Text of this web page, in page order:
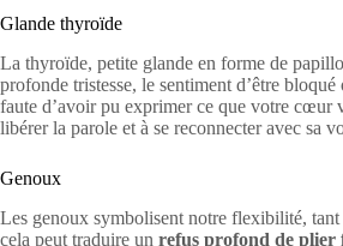
Glande thyroïde
La thyroïde, petite glande en forme de
profonde tristesse, le sentiment d’être
faute d’avoir pu exprimer ce que votre cœur
libérer la parole et à se reconnecter avec sa
Genoux
Les genoux symbolisent notre flexibilité,
cela peut traduire un refus profond de plier